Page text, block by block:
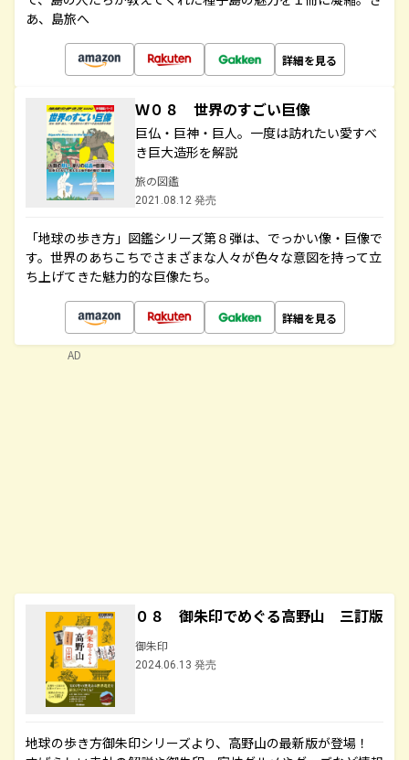
あ、島旅へ
詳細を見る
Ｗ０８ 世界のすごい巨像
巨仏・巨神・巨人。一度は訪れたい愛すべ
き巨大造形を解説
旅の図鑑
2021.08.12 発売
「地球の歩き方」図鑑シリーズ第８弾は、でっかい像・巨像で
す。世界のあちこちでさまざまな人々が色々な意図を持って立
ち上げてきた魅力的な巨像たち。
詳細を見る
０８ 御朱印でめぐる高野山 三訂版
御朱印
2024.06.13 発売
地球の歩き方御朱印シリーズより、高野山の最新版が登場！
AD